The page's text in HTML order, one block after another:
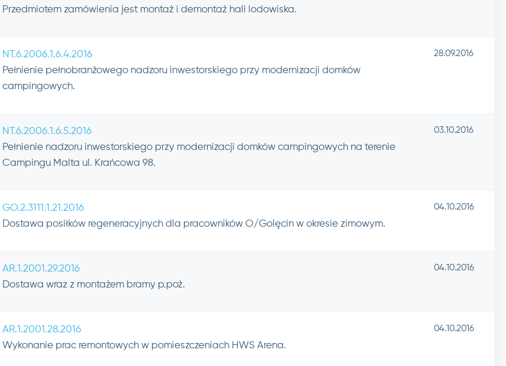
Przedmiotem zamówienia jest montaż i demontaż hali lodowiska.
NT.6.2006.1.6.4.2016
Pełnienie pełnobranżowego nadzoru inwestorskiego przy modernizacji domków
campingowych.
28.09.2016
NT.6.2006.1.6.5.2016
Pełnienie nadzoru inwestorskiego przy modernizacji domków campingowych na terenie
Campingu Malta ul. Krańcowa 98.
03.10.2016
GO.2.3111.1.21.2016
Dostawa posiłków regeneracyjnych dla pracowników O/Golęcin w okresie zimowym.
04.10.2016
AR.1.2001.29.2016
Dostawa wraz z montażem bramy p.poż.
04.10.2016
AR.1.2001.28.2016
Wykonanie prac remontowych w pomieszczeniach HWS Arena.
04.10.2016